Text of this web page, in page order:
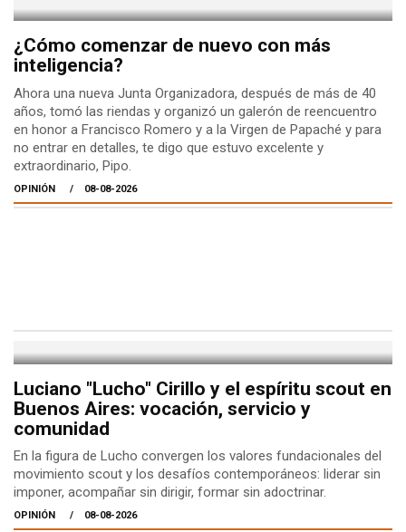
¿Cómo comenzar de nuevo con más
inteligencia?
Ahora una nueva Junta Organizadora, después de más de 40
años, tomó las riendas y organizó un galerón de reencuentro
en honor a Francisco Romero y a la Virgen de Papaché y para
no entrar en detalles, te digo que estuvo excelente y
extraordinario, Pipo.
OPINIÓN 08-08-2026
Luciano "Lucho" Cirillo y el espíritu scout en
Buenos Aires: vocación, servicio y
comunidad
En la figura de Lucho convergen los valores fundacionales del
movimiento scout y los desafíos contemporáneos: liderar sin
imponer, acompañar sin dirigir, formar sin adoctrinar.
OPINIÓN 08-08-2026